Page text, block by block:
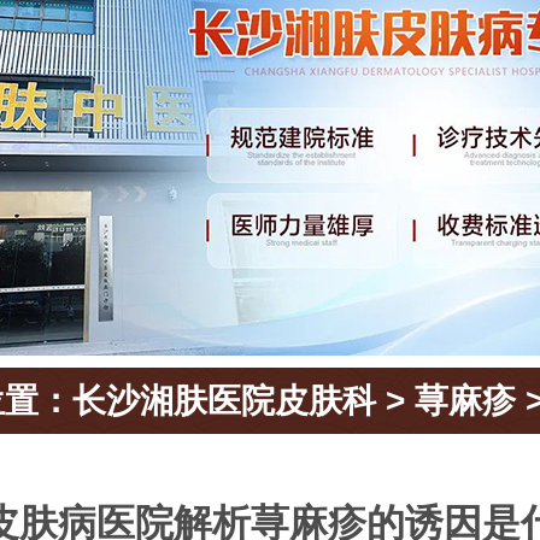
： 长沙湘肤医院皮肤科> 荨麻疹
肤病医院解析荨麻疹的诱因是